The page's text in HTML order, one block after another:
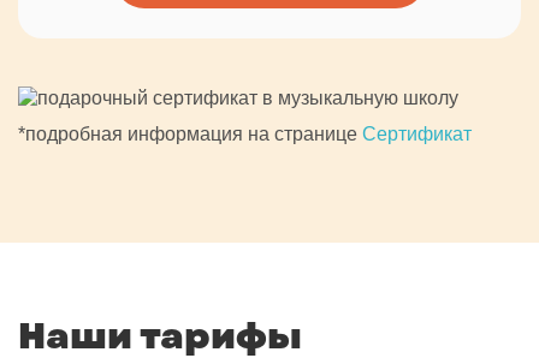
*подробная информация на странице Сертификат
Наши тарифы